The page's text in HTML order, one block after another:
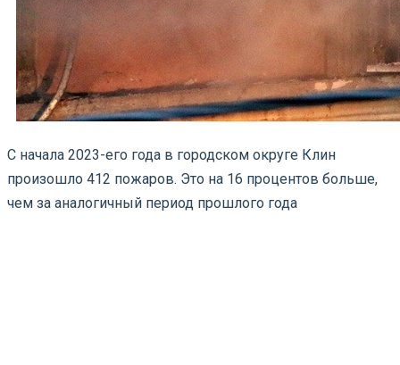
С начала 2023-его года в городском округе Клин
произошло 412 пожаров. Это на 16 процентов больше,
чем за аналогичный период прошлого года